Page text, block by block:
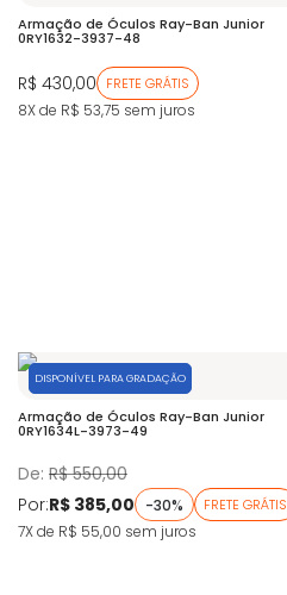
Armação de Óculos Ray-Ban Junior
0RY1632-3937-48
R$ 430,00 FRETE GRÁTIS
8X de R$ 53,75 sem juros
Armação de Óculos Ray-Ban Junior
0RY1634L-3973-49
De: R$ 550,00
Por:R$ 385,00 -30% FRETE GRÁTIS
DISPONÍVEL PARA GRADAÇÃO
7X de R$ 55,00 sem juros